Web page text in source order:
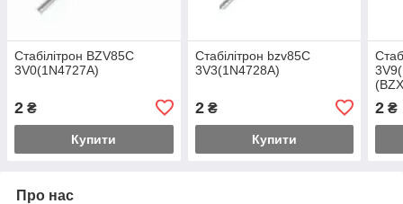
Стабілітрон BZV85C
3V0(1N4727A)
2 ₴
Купити
Стабілітрон bzv85C
3V3(1N4728A)
2₴
Купити
2 ₴
Про нас